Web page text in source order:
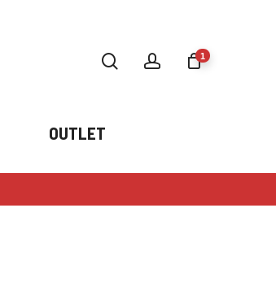
1
SOLE - 50589A
OUTLET